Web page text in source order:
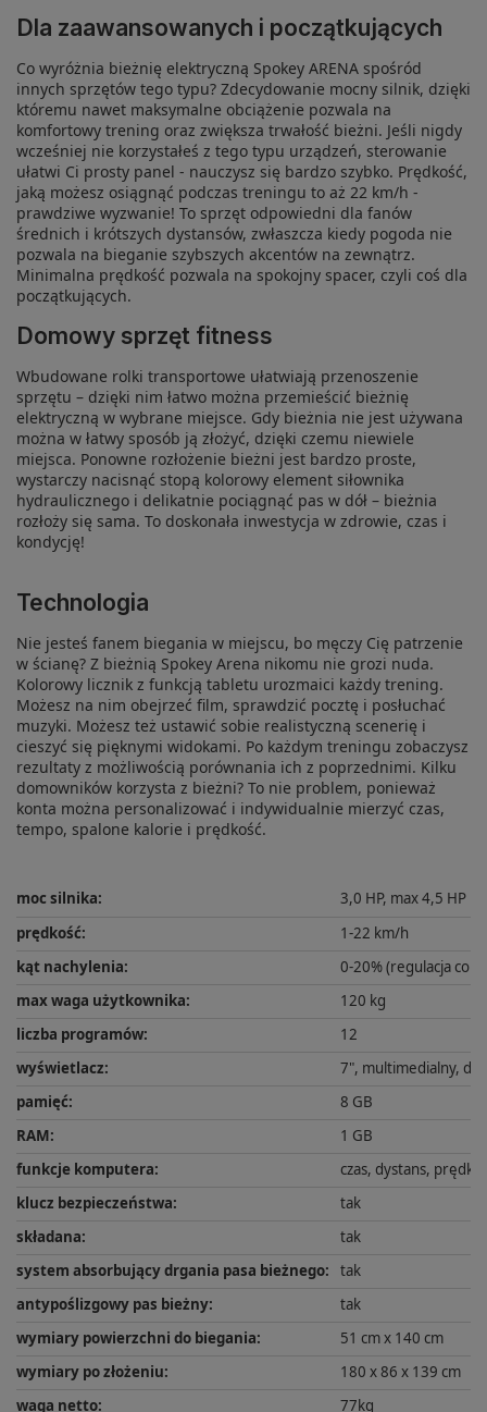
Dla zaawansowanych i początkujących
Co wyróżnia bieżnię elektryczną Spokey ARENA spośród
innych sprzętów tego typu? Zdecydowanie mocny silnik, dzięki
któremu nawet maksymalne obciążenie pozwala na
komfortowy trening oraz zwiększa trwałość bieżni. Jeśli nigdy
wcześniej nie korzystałeś z tego typu urządzeń, sterowanie
ułatwi Ci prosty panel - nauczysz się bardzo szybko. Prędkość,
jaką możesz osiągnąć podczas treningu to aż 22 km/h -
prawdziwe wyzwanie! To sprzęt odpowiedni dla fanów
średnich i krótszych dystansów, zwłaszcza kiedy pogoda nie
pozwala na bieganie szybszych akcentów na zewnątrz.
Minimalna prędkość pozwala na spokojny spacer, czyli coś dla
początkujących.
Domowy sprzęt fitness
Wbudowane rolki transportowe ułatwiają przenoszenie
sprzętu – dzięki nim łatwo można przemieścić bieżnię
elektryczną w wybrane miejsce. Gdy bieżnia nie jest używana
można w łatwy sposób ją złożyć, dzięki czemu niewiele
miejsca. Ponowne rozłożenie bieżni jest bardzo proste,
wystarczy nacisnąć stopą kolorowy element siłownika
hydraulicznego i delikatnie pociągnąć pas w dół – bieżnia
rozłoży się sama. To doskonała inwestycja w zdrowie, czas i
kondycję!
Technologia
Nie jesteś fanem biegania w miejscu, bo męczy Cię patrzenie
w ścianę? Z bieżnią Spokey Arena nikomu nie grozi nuda.
Kolorowy licznik z funkcją tabletu urozmaici każdy trening.
Możesz na nim obejrzeć film, sprawdzić pocztę i posłuchać
muzyki. Możesz też ustawić sobie realistyczną scenerię i
cieszyć się pięknymi widokami. Po każdym treningu zobaczysz
rezultaty z możliwością porównania ich z poprzednimi. Kilku
domowników korzysta z bieżni? To nie problem, ponieważ
konta można personalizować i indywidualnie mierzyć czas,
tempo, spalone kalorie i prędkość.
moc silnika:
3,0 HP, max 4,5 HP
prędkość:
1-22 km/h
kąt nachylenia:
0-20% (regulacja co
max waga użytkownika:
120 kg
liczba programów:
12
wyświetlacz:
7", multimedialny,
pamięć:
8 GB
RAM:
1 GB
funkcje komputera:
czas, dystans,
klucz bezpieczeństwa:
tak
składana:
tak
system absorbujący drgania pasa bieżnego:
tak
antypoślizgowy pas bieżny:
tak
wymiary powierzchni do biegania:
51 cm x 140 cm
wymiary po złożeniu:
180 x 86 x 139 cm
waga netto: 77kg